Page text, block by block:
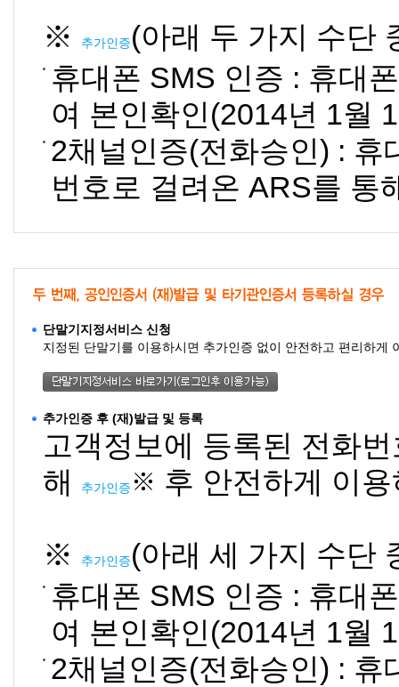
※ 추가인증(아래 두 가지 수단
휴대폰 SMS 인증 : 휴대
여 본인확인(2014년 1월
2채널인증(전화승인) : 휴
번호로 걸려온 ARS를 통
단말기지정서비스 신청
지정된 단말기를 이용하시면 추가인증 없이 안전하고 편리하게
추가인증 후 (재)발급 및 등록
고객정보에 등록된 전화
해
추가인증 ※ 후 안전하게 이
※ 추가인증(아래 세 가지 수단
휴대폰 SMS 인증 : 휴대
여 본인확인(2014년 1월
2채널인증(전화승인) : 휴